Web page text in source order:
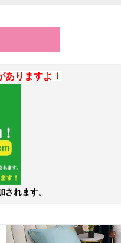
りますよ！
れます。